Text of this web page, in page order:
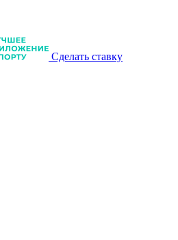
Сделать ставку